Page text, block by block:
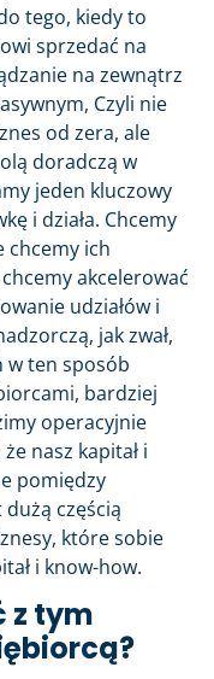
tego, kiedy to
sprzedać na
na zewnątrz
Czyli nie
od zera, ale
doradczą w
jeden kluczowy
i działa. Chcemy
chcemy ich
akcelerować
udziałów i
jak zwał,
w ten sposób
bardziej
operacyjnie
nasz kapitał i
pomiędzy
częścią
które sobie
i know-how.
z tym